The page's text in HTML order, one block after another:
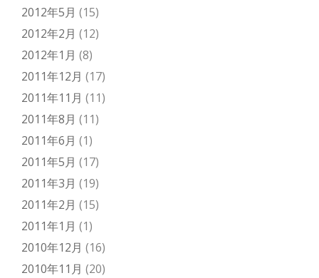
2012年5月 (15)
2012年2月 (12)
2012年1月 (8)
2011年12月 (17)
2011年11月 (11)
2011年8月 (11)
2011年6月 (1)
2011年5月 (17)
2011年3月 (19)
2011年2月 (15)
2011年1月 (1)
2010年12月 (16)
2010年11月 (20)